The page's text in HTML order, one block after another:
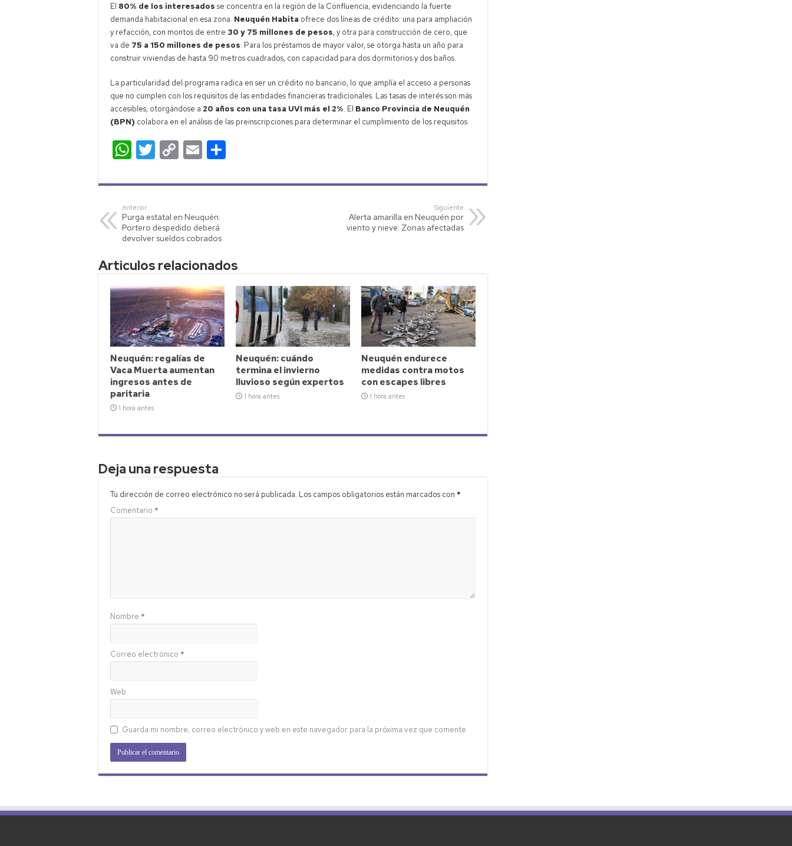
El 80% de los interesados se concentra en la región de la Confluencia, evidenciando la fuerte
demanda habitacional en esa zona. Neuquén Habita ofrece dos líneas de crédito: una para ampliación
y refacción, con montos de entre 30 y 75 millones de pesos, y otra para construcción de cero, que
va de 75 a 150 millones de pesos. Para los préstamos de mayor valor, se otorga hasta un año para
construir viviendas de hasta 90 metros cuadrados, con capacidad para dos dormitorios y dos baños.
La particularidad del programa radica en ser un crédito no bancario, lo que amplía el acceso a personas
que no cumplen con los requisitos de las entidades financieras tradicionales. Las tasas de interés son más
accesibles, otorgándose a 20 años con una tasa UVI más el 2%. El Banco Provincia de Neuquén
(BPN) colabora en el análisis de las preinscripciones para determinar el cumplimiento de los requisitos.
W
h
at
s
A
p
p
T
wi
tt
C
o
p
Li
nk
E
m
ail m
Anterior
Purga estatal en Neuquén:
Portero despedido deberá
devolver sueldos cobrados
Siguiente
Alerta amarilla en Neuquén por
viento y nieve: Zonas afectadas
Articulos relacionados
Neuquén: regalías de
Vaca Muerta aumentan
ingresos antes de
paritaria
1 hora antes
Neuquén: cuándo
termina el invierno
lluvioso según expertos
1 hora antes
Neuquén endurece
medidas contra motos
con escapes libres
1 hora antes
Deja una respuesta
Tu dirección de correo electrónico no será publicada. Los campos obligatorios están marcados con *
Comentario *
Nombre *
Correo electrónico *
Web
Guarda mi nombre, correo electrónico y web en este navegador para la próxima vez que comente.